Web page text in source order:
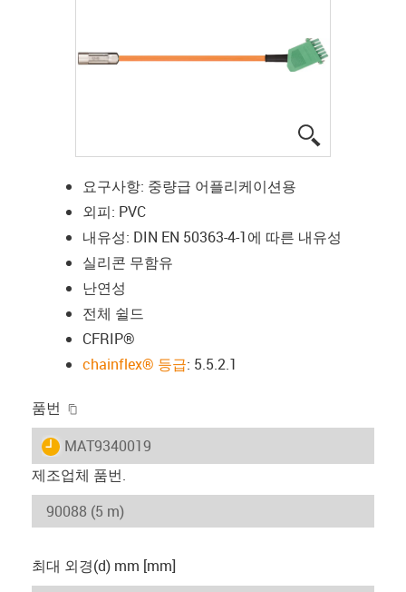
요구사항: 중량급 어플리케이션용
외피: PVC
내유성: DIN EN 50363-4-1에 따른 내유성
실리콘 무함유
난연성
전체 쉴드
CFRIP®
chainflex® 등급: 5.5.2.1
품번
igus-icon-lieferzeit
MAT9340019
제조업체 품번.
최대 외경(d) mm [mm]